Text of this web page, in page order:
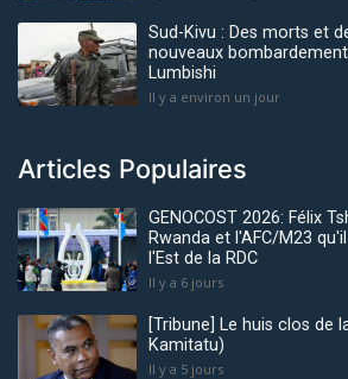
Sud-Kivu : Des morts et
nouveaux
Lumbishi
Il y a environ un jour
Articles Populaires
GENOCOST 2026: Félix
Rwanda et l'AFC/M23
l'Est de la RDC
Il y a 6 jours
[Tribune] Le huis clos de
Kamitatu)
Il y a 5 jours